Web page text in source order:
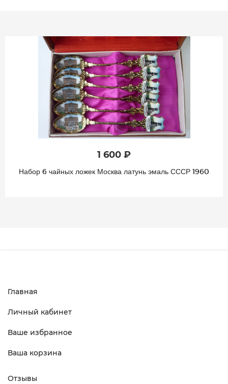
1 600 ₽
Набор 6 чайных ложек Москва латунь эмаль СССР 1960
Главная
Личный кабинет
Ваше избранное
Ваша корзина
Отзывы